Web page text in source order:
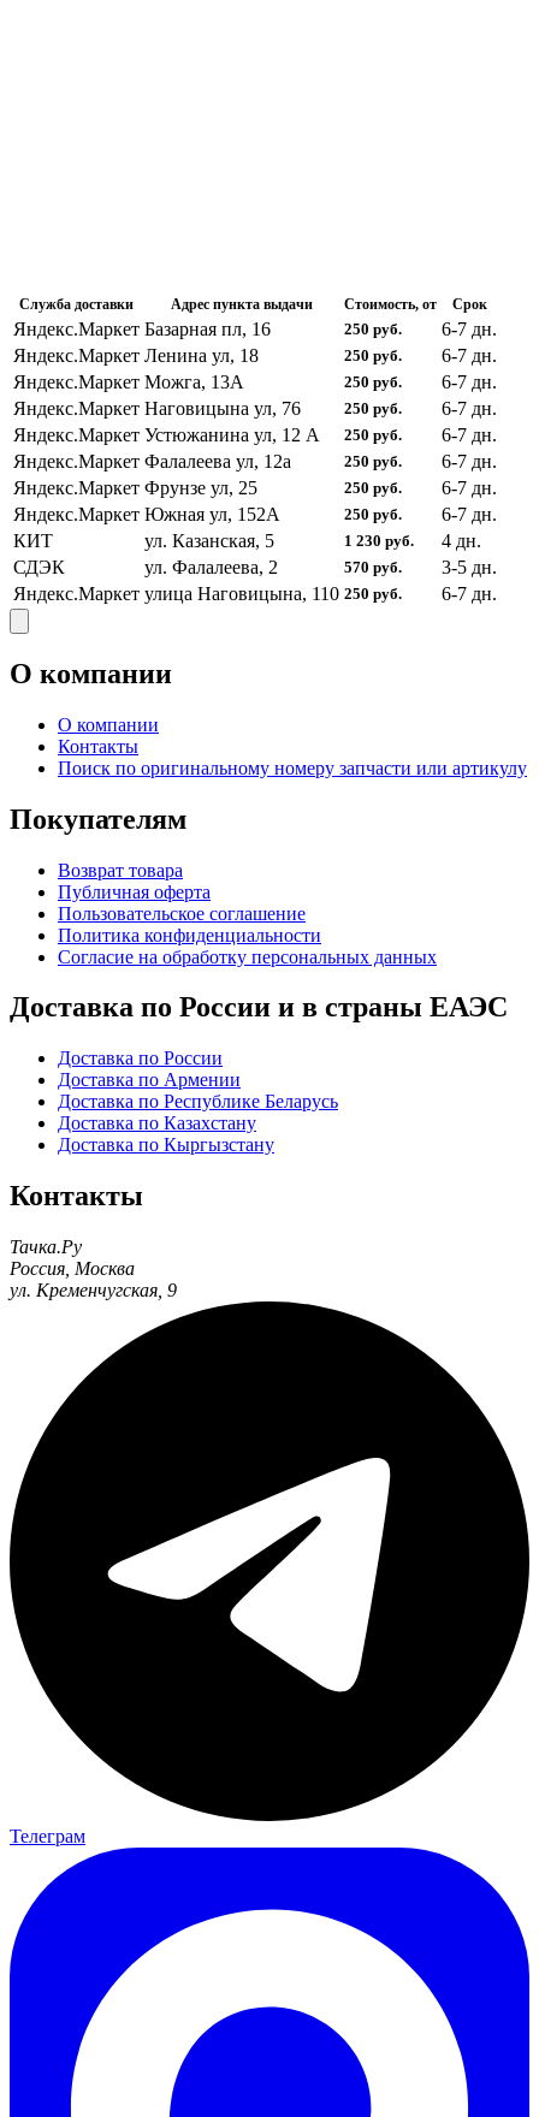
Служба доставки Адрес пункта выдачи Стоимость, от Срок
Яндекс.Маркет Базарная пл, 16 250 руб. 6-7 дн.
Яндекс.Маркет Ленина ул, 18 250 руб. 6-7 дн.
Яндекс.Маркет Можга, 13А 250 руб. 6-7 дн.
Яндекс.Маркет Наговицына ул, 76 250 руб. 6-7 дн.
Яндекс.Маркет Устюжанина ул, 12 А 250 руб. 6-7 дн.
Яндекс.Маркет Фалалеева ул, 12а 250 руб. 6-7 дн.
Яндекс.Маркет Фрунзе ул, 25 250 руб. 6-7 дн.
Яндекс.Маркет Южная ул, 152А 250 руб. 6-7 дн.
КИТ
ул. Казанская, 5 1 230 руб. 4 дн.
СДЭК
ул. Фалалеева, 2 570 руб. 3-5 дн.
Яндекс.Маркет улица Наговицына, 110 250 руб. 6-7 дн.
О компании
О компании
Контакты
Поиск по оригинальному номеру запчасти или артикулу
Покупателям
Возврат товара
Публичная оферта
Пользовательское соглашение
Политика конфиденциальности
Согласие на обработку персональных данных
Доставка по России и в страны ЕАЭС
Доставка по России
Доставка по Армении
Доставка по Республике Беларусь
Доставка по Казахстану
Доставка по Кыргызстану
Контакты
Тачка.Ру
Россия Москва
ул. Кременчугская, 9
Телеграм